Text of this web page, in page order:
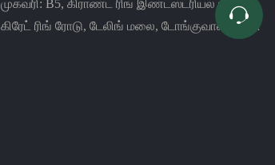
முகவரி: B5, கிராண்ட் ரிங் இண்டஸ்ட்ரியல் பார்க்,
கிரேட் ரிங் ரோடு, டேலிங் மலை, டோங்குவான், சீனா